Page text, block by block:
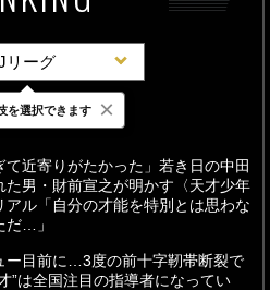
リーグ
24時間 週間
て近寄りがたかった」若き日の中田
た男・財前宣之が明かす〈天才少年
アル「自分の才能を特別とは思わな
だ…」
ー目前に…3度の前十字靭帯断裂で
”は全国注目の指導者になってい
を選択できます ×